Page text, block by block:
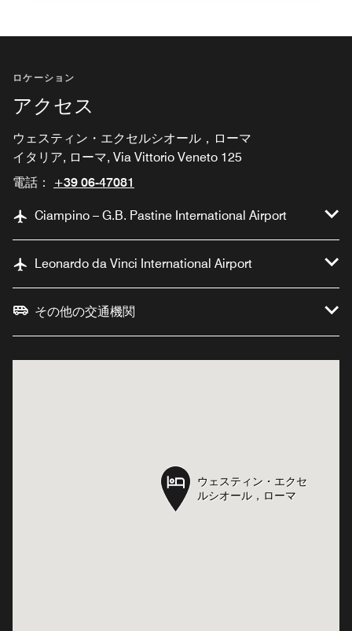
ロケーション
アクセス
ウェスティン・エクセルシオール，ローマ
イタリア, ローマ, Via Vittorio Veneto 125
電話：
+39 06-47081
Ciampino – G.B. Pastine International Airport
Leonardo da Vinci International Airport
その他の交通機関
ウェスティン・エクセ
ルシオール，ローマ
ウェスティン・エクセ
ルシオール，ローマ